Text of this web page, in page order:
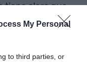
My Personal
to third parties, or
tiene claro que
para estos
las